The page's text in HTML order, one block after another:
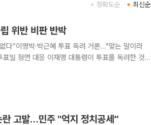
최신순
정확도순
위반 비판 반박
다”이명박·박근혜 투표 독려 거론…"맞는 말이라
령이 투표를 독려한 것
비판에 대
고발…민주 "억지 정치공세“